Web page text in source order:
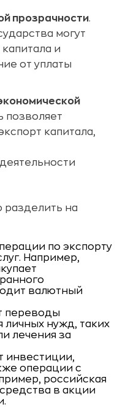
прозрачности.
могут
и
от уплаты
позволяет
капитала,
на
по экспорту
Например,
валютный
переводы
нужд, таких
лечения за
инвестиции,
операции с
российская
в акции